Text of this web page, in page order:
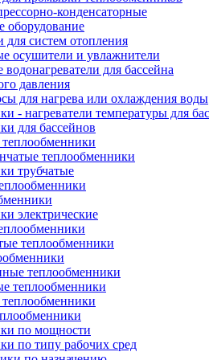
конденсаторные
оборудование
для систем отопления
осушители и увлажнители
для бассейна
давления
для нагрева или охлаждения воды
- нагреватели температуры для
для бассейнов
теплообменники
трубчатые
электрические
теплообменники
теплообменники
теплообменники
по мощности
по типу рабочих сред